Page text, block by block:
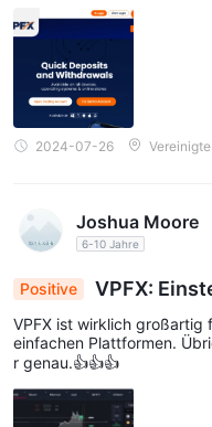
2024-07-26
Joshua Moore
6-10 Jahre
Positive
VPFX:
mit genauen
VPFX ist wirklich großartig
einfachen Plattformen.
r genau.👍👍👍